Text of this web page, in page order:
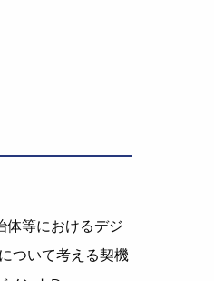
体等におけるデジ
ついて考える契機